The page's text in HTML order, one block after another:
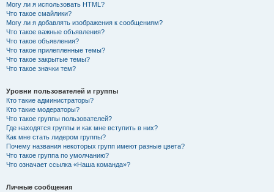
Могу ли я использовать HTML?
Что такое смайлики?
Могу ли я добавлять изображения к сообщениям?
Что такое важные объявления?
Что такое объявления?
Что такое прилепленные темы?
Что такое закрытые темы?
Что такое значки тем?
Уровни пользователей и группы
Кто такие администраторы?
Кто такие модераторы?
Что такое группы пользователей?
Где находятся группы и как мне вступить в них?
Как мне стать лидером группы?
Почему названия некоторых групп имеют разные цвета?
Что такое группа по умолчанию?
Что означает ссылка «Наша команда»?
Личные сообщения